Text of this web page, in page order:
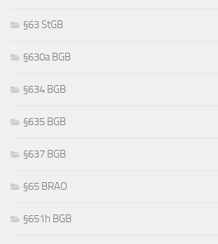
§63 StGB
§630a BGB
§634 BGB
§635 BGB
§637 BGB
§65 BRAO
§651h BGB